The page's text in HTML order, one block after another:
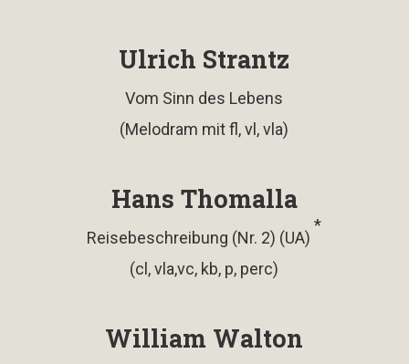
Ulrich Strantz
Vom Sinn des Lebens
(Melodram mit fl, vl, vla)
Hans Thomalla
Reisebeschreibung (Nr. 2) (UA)
*
(cl, vla,vc, kb, p, perc)
William Walton